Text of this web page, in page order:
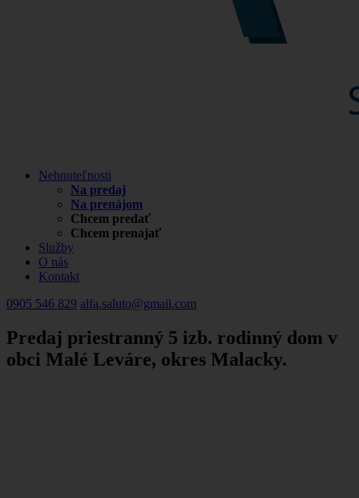
Nehnuteľnosti
Na predaj
Na prenájom
Chcem predať
Chcem prenajať
Služby
O nás
Kontakt
0905 546 829 alfa.saluto@gmail.com
Predaj priestranný 5 izb. rodinný dom v
obci Malé Leváre, okres Malacky.